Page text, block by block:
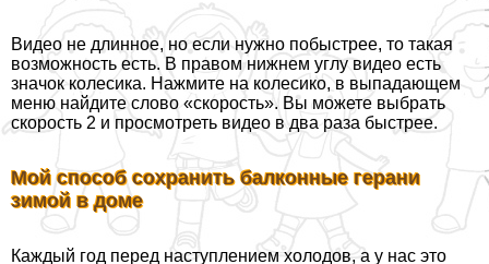
Видео не длинное, но если нужно побыстрее, то такая
возможность есть. В правом нижнем углу видео есть
значок колесика. Нажмите на колесико, в выпадающем
меню найдите слово «скорость». Вы можете выбрать
скорость 2 и просмотреть видео в два раза быстрее.
Мой способ сохранить балконные герани
зимой в доме
Каждый год перед наступлением холодов, а у нас это